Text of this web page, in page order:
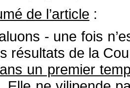
de l’article :
- une fois
résultats de la
un premier